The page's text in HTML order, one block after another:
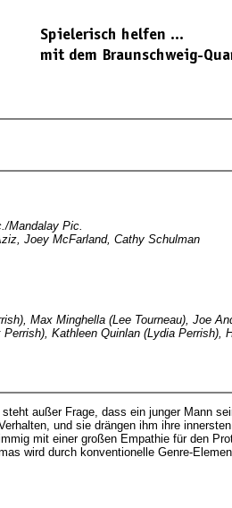
Mandalay Pic.
Joey McFarland, Cathy Schulman
Max Minghella (Lee Tourneau), Joe
Kathleen Quinlan (Lydia
außer Frage, dass ein junger Mann
und sie drängen ihm ihre
mit einer großen Empathie für den
wird durch konventionelle Genre-